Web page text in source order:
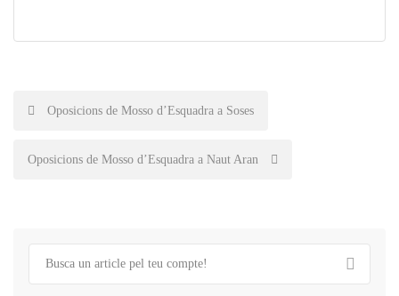
Post
navigation
Oposicions de Mosso d’Esquadra a Soses
Oposicions de Mosso d’Esquadra a Naut Aran